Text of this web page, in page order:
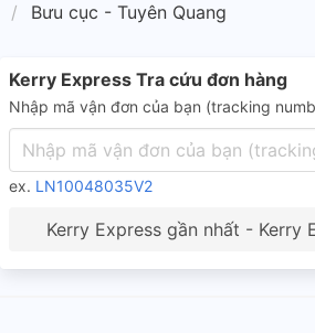
Bưu cục - Tuyên Quang
Kerry Express Tra cứu đơn hàng
Nhập mã vận đơn của bạn (tracking
ex. LN10048035V2
Kerry Express gần nhất - Kerry